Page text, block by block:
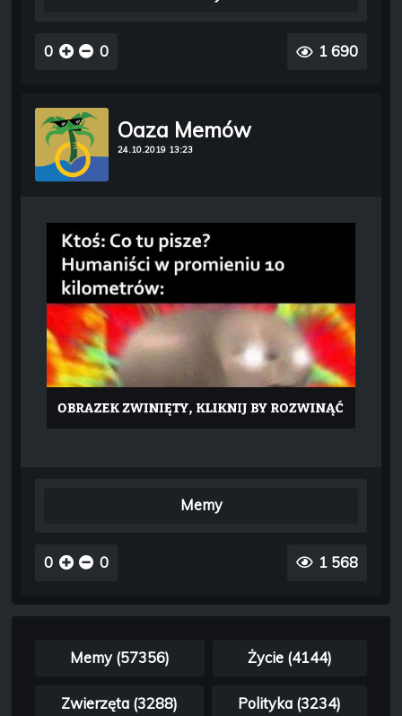
0 0 1 690
Oaza Memów
24.10.2019 13:23
Memy
0 0 1 568
Memy (57356) Życie (4144)
Zwierzęta (3288) Polityka (3234)